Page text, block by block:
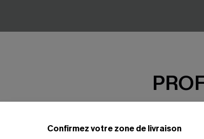
Bikini tropical à col
35,00 €
Confirmez votre zone de livraison
-15%
*Un code